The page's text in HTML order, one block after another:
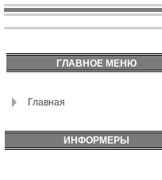
ГЛАВНОЕ МЕНЮ
Главная
ИНФОРМЕРЫ